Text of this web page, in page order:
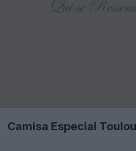
Camisa Especial